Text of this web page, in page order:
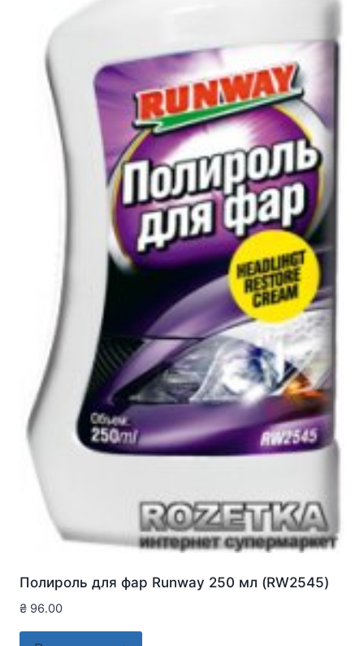
Полироль для фар Runway 250 мл (RW2545)
₴ 96.00